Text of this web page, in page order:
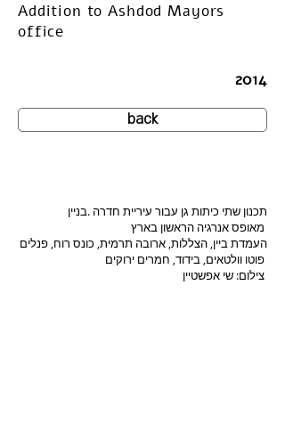
Addition to Ashdod Mayors
office
2014
back
העמדת ביין, הצללות, ארובה תרמית, כונס רוח, פנלים